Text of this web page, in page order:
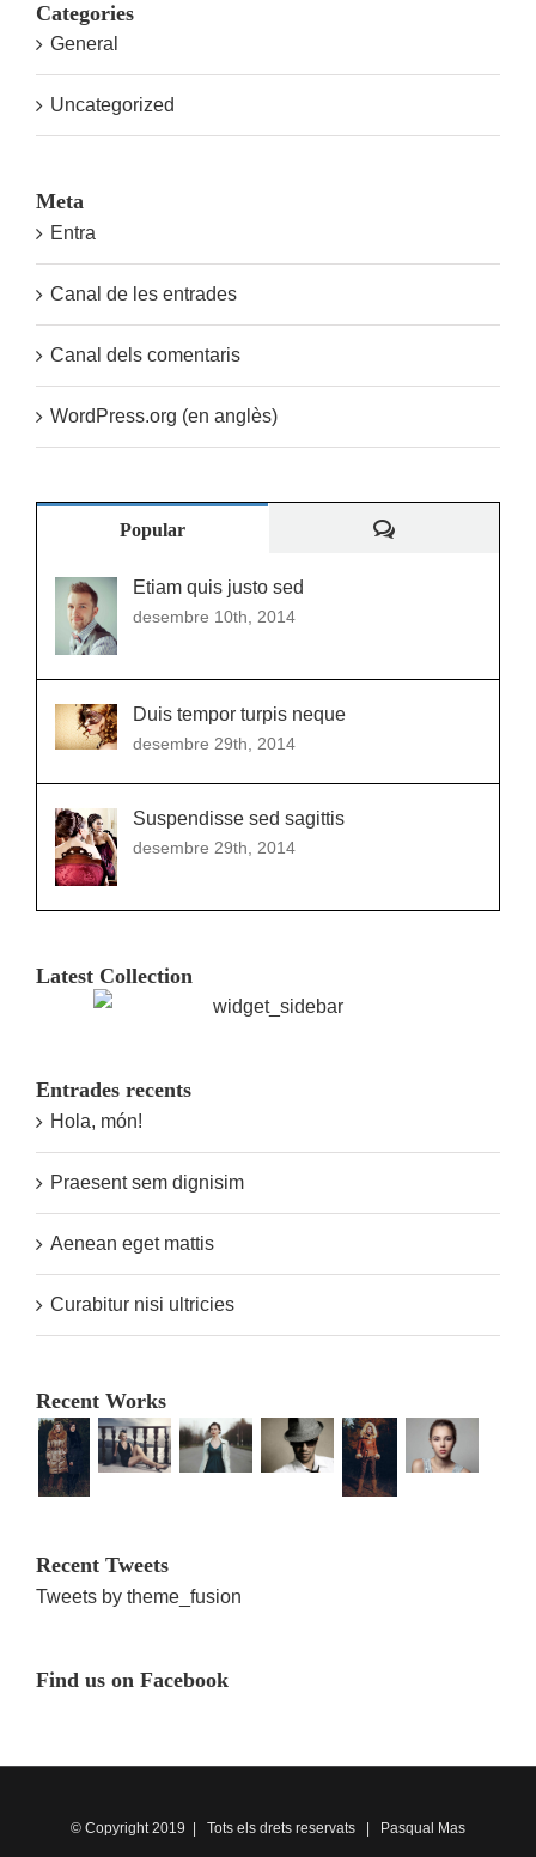
Categories
General
Uncategorized
Meta
Entra
Canal de les entrades
Canal dels comentaris
WordPress.org (en anglès)
Popular Comentaris
Etiam quis justo sed
desembre 10th, 2014
Duis tempor turpis neque
desembre 29th, 2014
Suspendisse sed sagittis
desembre 29th, 2014
Latest Collection
Entrades recents
Hola, món!
Praesent sem dignisim
Aenean eget mattis
Curabitur nisi ultricies
Recent Works
Recent Tweets
Tweets by theme_fusion
Find us on Facebook
© Copyright 2019 | Tots els drets reservats | Pasqual Mas